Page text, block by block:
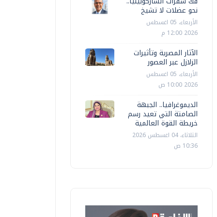
محافظات
رئيس الوزراء يتفقد وحدة المكتبة
المتنقلة بقرية شمّا بمركز أشمون
ممدوح عزوز الثلاثاء، 30 سبتمبر 2025 06:46 م
نحو عضلات لا تشيخ
الأربعاء، 05 اغسطس
2026 12:00 م
الآثار المصرية وتأثيرات
الزلازل عبر العصور
الأربعاء، 05 اغسطس
2026 10:00 ص
الديموغرافيا.. الجبهة
الصامتة التي تعيد رسم
خريطة القوة العالمية
الثلاثاء، 04 اغسطس 2026
10:36 ص